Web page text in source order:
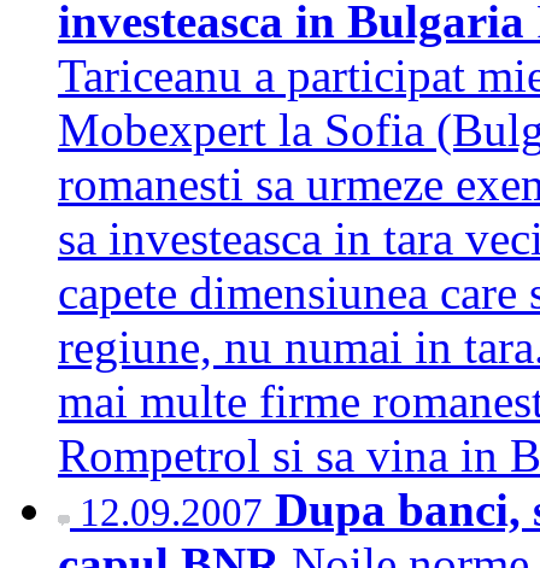
investeasca in Bulgaria
Tariceanu a participat
Mobexpert la Sofia
romanesti sa urmeze
sa investeasca in tara
capete dimensiunea
regiune, nu numai in
mai multe firme
Rompetrol si sa vina in
12.09.2007 Dupa banci,